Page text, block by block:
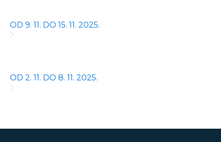
OD 9. 11. DO 15. 11. 2025.
OD 2. 11. DO 8. 11. 2025.